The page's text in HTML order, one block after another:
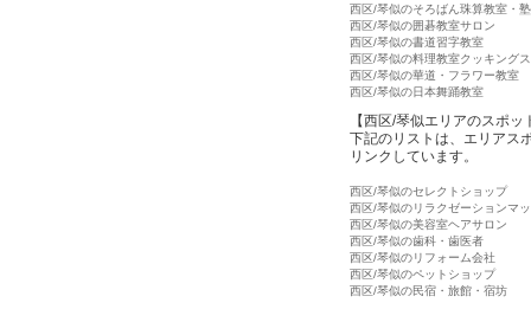
西区/琴似のそろばん珠算教室・塾
西区/琴似の囲碁教室サロン
西区/琴似の書道習字教室
西区/琴似の料理教室クッキング
西区/琴似の華道・フラワー教室
西区/琴似の日本舞踊教室
【西区/琴似エリアのスポッ
下記のリストは、エリアス
リンクしています。
西区/琴似のセレクトショップ
西区/琴似のリラクゼーションマ
西区/琴似の美容室ヘアサロン
西区/琴似の歯科・歯医者
西区/琴似のリフォーム会社
西区/琴似のペットショップ
西区/琴似の民宿・旅館・宿坊